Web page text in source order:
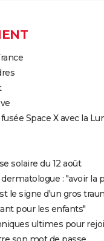
Space X avec la
solaire du 12 août
dermatologue : "avoir la
le signe d'un gros
pour les enfants"
ultimes pour